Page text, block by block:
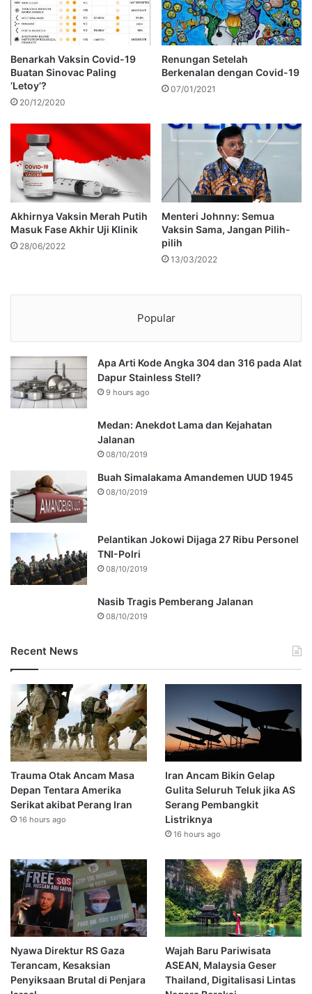
Benarkah Vaksin Covid-19
Buatan Sinovac Paling
‘Letoy’?
20/12/2020
Renungan Setelah
Berkenalan dengan Covid-19
07/01/2021
Akhirnya Vaksin Merah Putih
Masuk Fase Akhir Uji Klinik
28/06/2022
Menteri Johnny: Semua
Vaksin Sama, Jangan Pilih-
pilih
13/03/2022
Popular
Apa Arti Kode Angka 304 dan 316 pada Alat
Dapur Stainless Stell?
9 hours ago
Medan: Anekdot Lama dan Kejahatan
Jalanan
08/10/2019
Buah Simalakama Amandemen UUD 1945
08/10/2019
Pelantikan Jokowi Dijaga 27 Ribu Personel
TNI-Polri
08/10/2019
Nasib Tragis Pemberang Jalanan
08/10/2019
Recent News
Trauma Otak Ancam Masa
Depan Tentara Amerika
Serikat akibat Perang Iran
16 hours ago
Iran Ancam Bikin Gelap
Gulita Seluruh Teluk jika AS
Serang Pembangkit
Listriknya
16 hours ago
Nyawa Direktur RS Gaza
Terancam, Kesaksian
Penyiksaan Brutal di Penjara
Wajah Baru Pariwisata
ASEAN, Malaysia Geser
Thailand, Digitalisasi Lintas